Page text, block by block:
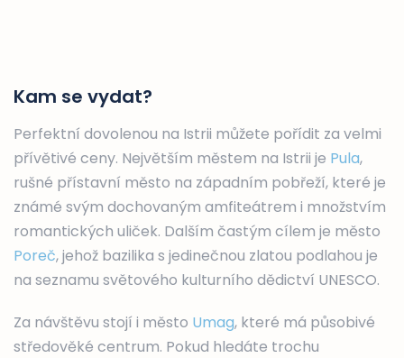
Kam se vydat?
Perfektní dovolenou na Istrii můžete pořídit za velmi
přívětivé ceny. Největším městem na Istrii je Pula,
rušné přístavní město na západním pobřeží, které je
známé svým dochovaným amfiteátrem i množstvím
romantických uliček. Dalším častým cílem je město
Poreč, jehož bazilika s jedinečnou zlatou podlahou je
na seznamu světového kulturního dědictví UNESCO.
Za návštěvu stojí i město Umag, které má působivé
středověké centrum. Pokud hledáte trochu